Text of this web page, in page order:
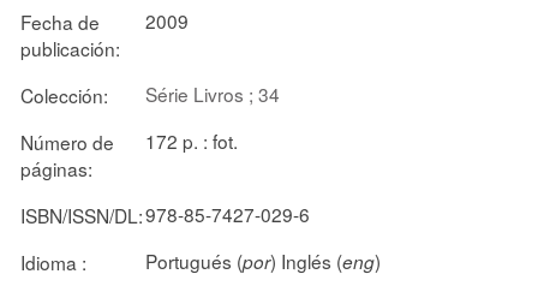
Fecha de
publicación:
2009
Colección:
Série Livros ; 34
Número de
páginas:
172 p. : fot.
ISBN/ISSN/DL:978-85-7427-029-6
Idioma :
Portugués (por) Inglés (eng)